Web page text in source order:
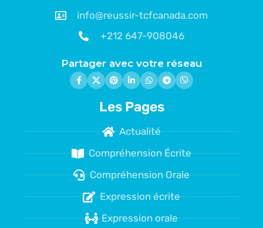
info@reussir-tcfcanada.com
+212 647-908046
Partager avec votre réseau
Les Pages
Actualité
Compréhension Écrite
Compréhension Orale
Expression écrite
Expression orale